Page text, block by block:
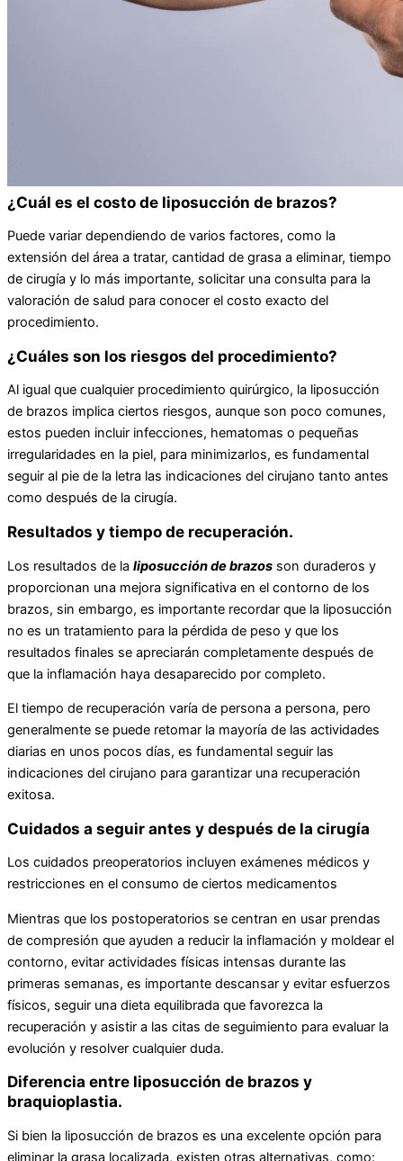
¿Cuál es el costo de liposucción de brazos?
Puede variar dependiendo de varios factores, como la
extensión del área a tratar, cantidad de grasa a eliminar, tiempo
de cirugía y lo más importante, solicitar una consulta para la
valoración de salud para conocer el costo exacto del
procedimiento.
¿Cuáles son los riesgos del procedimiento?
Al igual que cualquier procedimiento quirúrgico, la liposucción
de brazos implica ciertos riesgos, aunque son poco comunes,
estos pueden incluir infecciones, hematomas o pequeñas
irregularidades en la piel, para minimizarlos, es fundamental
seguir al pie de la letra las indicaciones del cirujano tanto antes
como después de la cirugía.
Resultados y tiempo de recuperación.
Los resultados de la liposucción de brazos son duraderos y
proporcionan una mejora significativa en el contorno de los
brazos, sin embargo, es importante recordar que la liposucción
no es un tratamiento para la pérdida de peso y que los
resultados finales se apreciarán completamente después de
que la inflamación haya desaparecido por completo.
El tiempo de recuperación varía de persona a persona, pero
generalmente se puede retomar la mayoría de las actividades
diarias en unos pocos días, es fundamental seguir las
indicaciones del cirujano para garantizar una recuperación
exitosa.
Cuidados a seguir antes y después de la cirugía
Los cuidados preoperatorios incluyen exámenes médicos y
restricciones en el consumo de ciertos medicamentos
Mientras que los postoperatorios se centran en usar prendas
de compresión que ayuden a reducir la inflamación y moldear el
contorno, evitar actividades físicas intensas durante las
primeras semanas, es importante descansar y evitar esfuerzos
físicos, seguir una dieta equilibrada que favorezca la
recuperación y asistir a las citas de seguimiento para evaluar la
evolución y resolver cualquier duda.
Diferencia entre liposucción de brazos y
braquioplastia.
Si bien la liposucción de brazos es una excelente opción para
eliminar la grasa localizada, existen otras alternativas, como: